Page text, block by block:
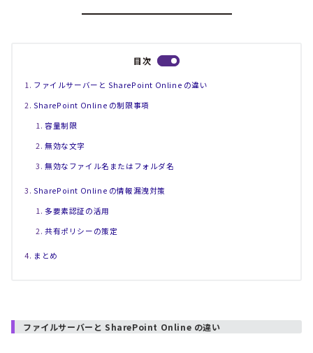
目次
ファイルサーバーと SharePoint Online の違い
SharePoint Online の制限事項
容量制限
無効な文字
無効なファイル名またはフォルダ名
SharePoint Online の情報漏洩対策
多要素認証の活用
共有ポリシーの策定
まとめ
ファイルサーバーと SharePoint Online の違い